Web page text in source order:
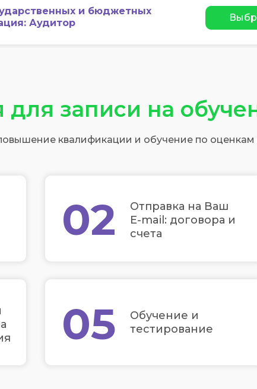
и бюджетных
Аудитор
для записи на
квалификации и обучение по
02
05
Отправка на Ваш
E-mail: договора и
счета
Обучение и
тестирование